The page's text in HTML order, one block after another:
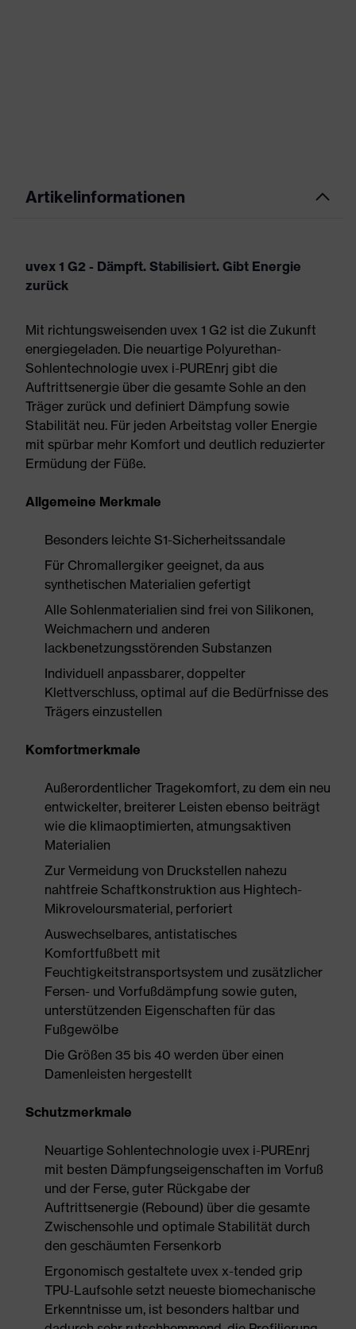
Artikelinformationen
uvex 1 G2 - Dämpft. Stabilisiert. Gibt Energie
zurück
Mit richtungsweisenden uvex 1 G2 ist die Zukunft
energiegeladen. Die neuartige Polyurethan-
Sohlentechnologie uvex i-PUREnrj gibt die
Auftrittsenergie über die gesamte Sohle an den
Träger zurück und definiert Dämpfung sowie
Stabilität neu. Für jeden Arbeitstag voller Energie
mit spürbar mehr Komfort und deutlich reduzierter
Ermüdung der Füße.
Allgemeine Merkmale
Besonders leichte S1-Sicherheitssandale
Für Chromallergiker geeignet, da aus
synthetischen Materialien gefertigt
Alle Sohlenmaterialien sind frei von Silikonen,
Weichmachern und anderen
lackbenetzungsstörenden Substanzen
Individuell anpassbarer, doppelter
Klettverschluss, optimal auf die Bedürfnisse des
Trägers einzustellen
Komfortmerkmale
Außerordentlicher Tragekomfort, zu dem ein neu
entwickelter, breiterer Leisten ebenso beiträgt
wie die klimaoptimierten, atmungsaktiven
Materialien
Zur Vermeidung von Druckstellen nahezu
nahtfreie Schaftkonstruktion aus Hightech-
Mikroveloursmaterial, perforiert
Auswechselbares, antistatisches
Komfortfußbett mit
Feuchtigkeitstransportsystem und zusätzlicher
Fersen- und Vorfußdämpfung sowie guten,
unterstützenden Eigenschaften für das
Fußgewölbe
Die Größen 35 bis 40 werden über einen
Damenleisten hergestellt
Schutzmerkmale
Neuartige Sohlentechnologie uvex i-PUREnrj
mit besten Dämpfungseigenschaften im Vorfuß
und der Ferse, guter Rückgabe der
Auftrittsenergie (Rebound) über die gesamte
Zwischensohle und optimale Stabilität durch
den geschäumten Fersenkorb
Ergonomisch gestaltete uvex x-tended grip
TPU-Laufsohle setzt neueste biomechanische
Erkenntnisse um, ist besonders haltbar und